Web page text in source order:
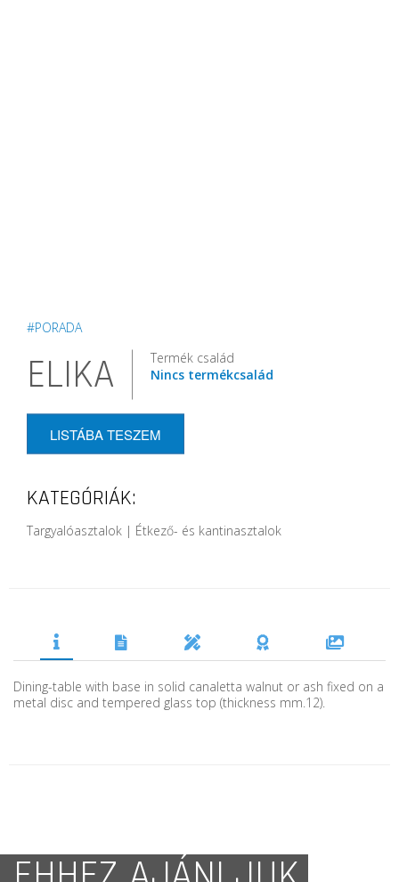
#PORADA
ELIKA
Termék család
Nincs termékcsalád
LISTÁBA TESZEM
KATEGÓRIÁK:
Targyalóasztalok | Étkező- és kantinasztalok
Dining-table with base in solid canaletta walnut or ash fixed on a
metal disc and tempered glass top (thickness mm.12).